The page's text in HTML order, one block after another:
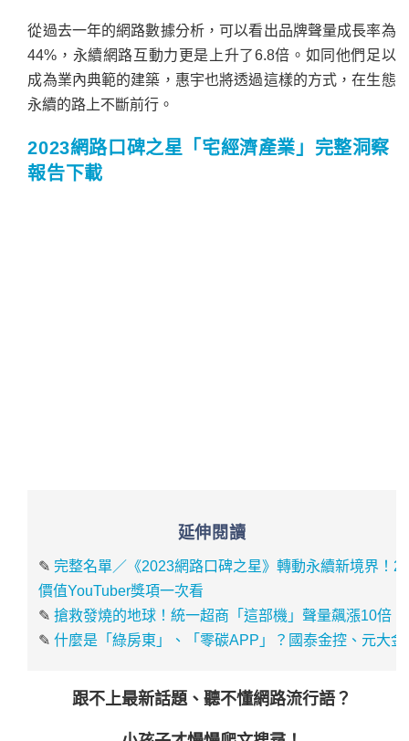
從過去一年的網路數據分析，可以看出品牌聲量成長率為
44%，永續網路互動力更是上升了6.8倍。如同他們足以
成為業內典範的建築，惠宇也將透過這樣的方式，在生態
永續的路上不斷前行。
2023網路口碑之星「宅經濟產業」完整洞察
報告下載
延伸閱讀
✎完整名單／《2023網路口碑之星》轉動永續新境界！
價值YouTuber獎項一次看
✎搶救發燒的地球！統一超商「這部機」聲量飆漲10倍
✎什麼是「綠房東」、「零碳APP」？國泰金控、元大
跟不上最新話題、聽不懂網路流行語？